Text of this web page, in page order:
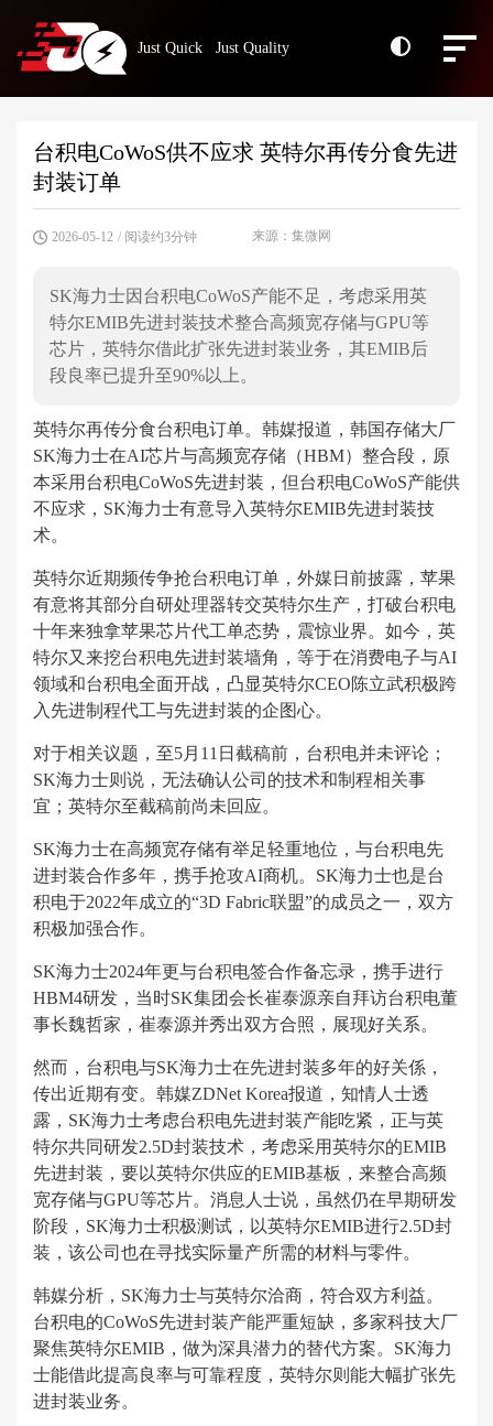
Just Quick Just Quality
台积电CoWoS供不应求 英特尔再传分食先进
封装订单
2026-05-12 / 阅读约3分钟 来源：集微网
SK海力士因台积电CoWoS产能不足，考虑采用英
特尔EMIB先进封装技术整合高频宽存储与GPU等
芯片，英特尔借此扩张先进封装业务，其EMIB后
段良率已提升至90%以上。
英特尔再传分食台积电订单。韩媒报道，韩国存储大厂
SK海力士在AI芯片与高频宽存储（HBM）整合段，原
本采用台积电CoWoS先进封装，但台积电CoWoS产能供
不应求，SK海力士有意导入英特尔EMIB先进封装技
术。
英特尔近期频传争抢台积电订单，外媒日前披露，苹果
有意将其部分自研处理器转交英特尔生产，打破台积电
十年来独拿苹果芯片代工单态势，震惊业界。如今，英
特尔又来挖台积电先进封装墙角，等于在消费电子与AI
领域和台积电全面开战，凸显英特尔CEO陈立武积极跨
入先进制程代工与先进封装的企图心。
对于相关议题，至5月11日截稿前，台积电并未评论；
SK海力士则说，无法确认公司的技术和制程相关事
宜；英特尔至截稿前尚未回应。
SK海力士在高频宽存储有举足轻重地位，与台积电先
进封装合作多年，携手抢攻AI商机。SK海力士也是台
积电于2022年成立的“3D Fabric联盟”的成员之一，双方
积极加强合作。
SK海力士2024年更与台积电签合作备忘录，携手进行
HBM4研发，当时SK集团会长崔泰源亲自拜访台积电董
事长魏哲家，崔泰源并秀出双方合照，展现好关系。
然而，台积电与SK海力士在先进封装多年的好关係，
传出近期有变。韩媒ZDNet Korea报道，知情人士透
露，SK海力士考虑台积电先进封装产能吃紧，正与英
特尔共同研发2.5D封装技术，考虑采用英特尔的EMIB
先进封装，要以英特尔供应的EMIB基板，来整合高频
宽存储与GPU等芯片。消息人士说，虽然仍在早期研发
阶段，SK海力士积极测试，以英特尔EMIB进行2.5D封
装，该公司也在寻找实际量产所需的材料与零件。
韩媒分析，SK海力士与英特尔洽商，符合双方利益。
台积电的CoWoS先进封装产能严重短缺，多家科技大厂
聚焦英特尔EMIB，做为深具潜力的替代方案。SK海力
士能借此提高良率与可靠程度，英特尔则能大幅扩张先
进封装业务。